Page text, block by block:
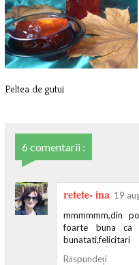
Peltea de gutui
6 comentarii :
retete- ina 19
mmmmmm,din
foarte buna ca
bunatati,felicitari
Răspundeți